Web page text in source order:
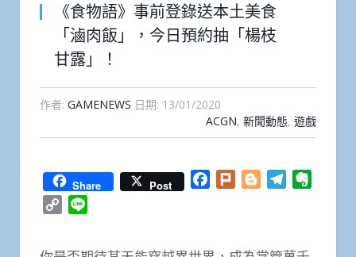
《食物語》事前登錄送本土美食
「滷肉飯」，今日預約抽「楊枝
甘露」！
作者: GAMENEWS 日期: 13/01/2020
ACGN, 新聞動態, 遊戲
Share Post Facebook
Plurk BloggerTelegram
Copy